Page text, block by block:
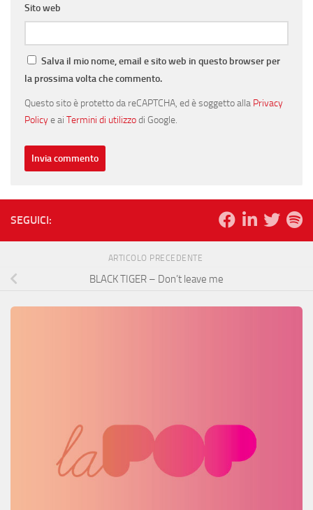
Sito web
Salva il mio nome, email e sito web in questo browser per
la prossima volta che commento.
Questo sito è protetto da reCAPTCHA, ed è soggetto alla Privacy
Policye ai Termini di utilizzodi Google.
SEGUICI:
ARTICOLO PRECEDENTE
BLACK TIGER – Don’t leave me